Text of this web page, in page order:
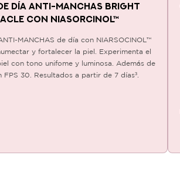
DÍA ANTI-MANCHAS BRIGHT
CON NIASORCINOL™
MANCHAS de día con NIARSOCINOL™
y fortalecer la piel. Experimenta el
con tono unifome y luminosa. Además de
FPS 30. Resultados a partir de 7 días³.